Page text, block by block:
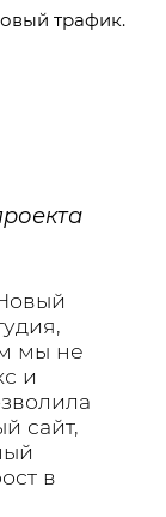
трафик.
мы не
и
сайт,
в